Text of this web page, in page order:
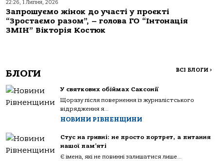
22:26, 1 Липня, 2026
Запрошуємо жінок до участі у проєкті
“Зростаємо разом”, – голова ГО “Інтонація
ЗМІН” Вікторія Костюк
БЛОГИ ВСІ БЛОГИ >
У святкових обіймах Саксонії
Щоразу після повернення із журналістського
відрядження я...
НОВИНИ РІВНЕНЩИНИ
Стус на гривні: не просто портрет, а питання
нашої пам’яті
Є імена, які не повинні залишатися лише...